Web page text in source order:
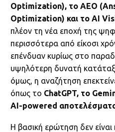
Optimization), το AEO
Optimization) και το AI
πλέον τη νέα εποχή της
περισσότερα από είκοσι
επένδυαν κυρίως στο
υψηλότερη δυνατή
όμως, η αναζήτηση
όπως το ChatGPT, το
AI-powered
Η βασική ερώτηση δεν